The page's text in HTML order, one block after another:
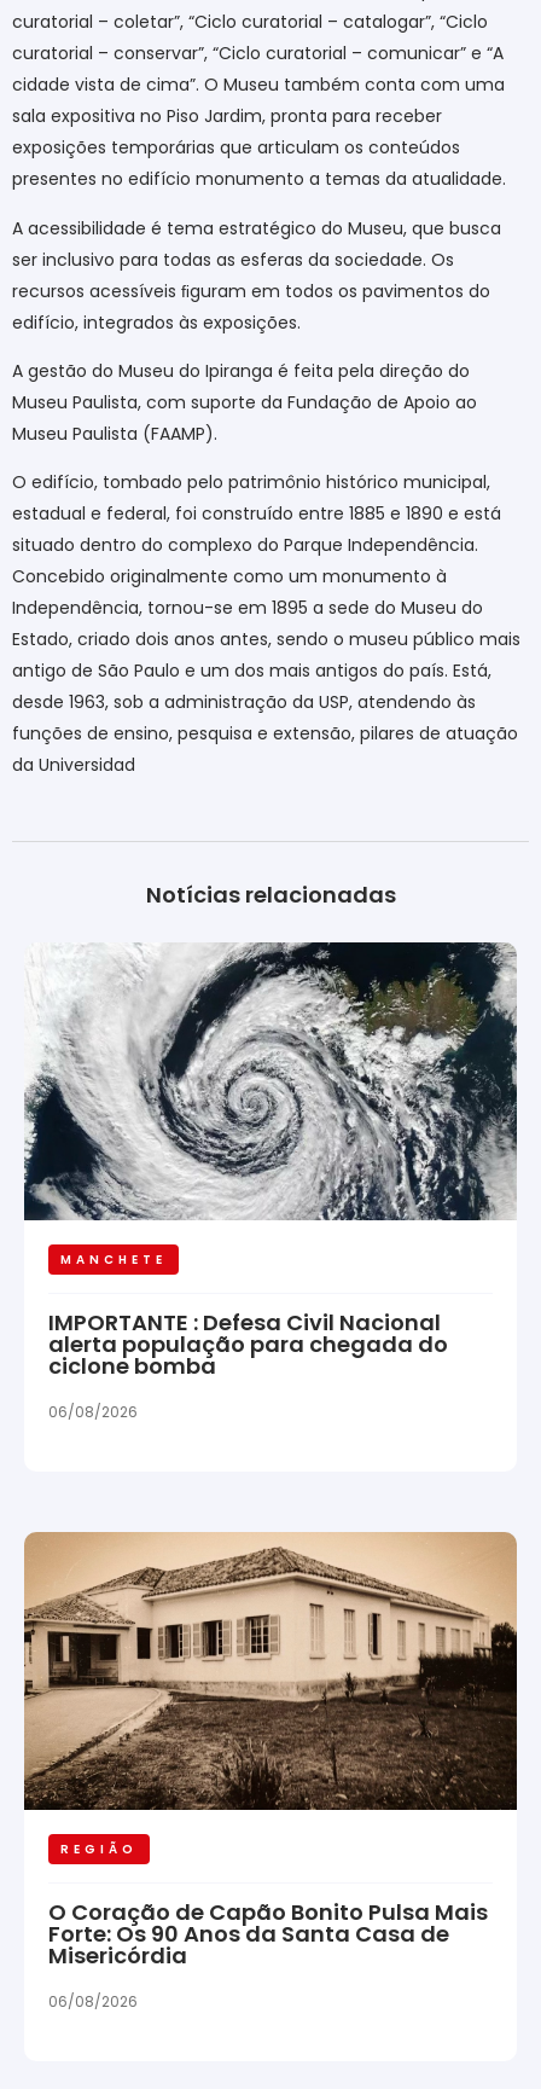
curatorial – coletar”, “Ciclo curatorial – catalogar”, “Ciclo
curatorial – conservar”, “Ciclo curatorial – comunicar” e “A
cidade vista de cima”. O Museu também conta com uma
sala expositiva no Piso Jardim, pronta para receber
exposições temporárias que articulam os conteúdos
presentes no edifício monumento a temas da atualidade.
A acessibilidade é tema estratégico do Museu, que busca
ser inclusivo para todas as esferas da sociedade. Os
recursos acessíveis ﬁguram em todos os pavimentos do
edifício, integrados às exposições.
A gestão do Museu do Ipiranga é feita pela direção do
Museu Paulista, com suporte da Fundação de Apoio ao
Museu Paulista (FAAMP).
O edifício, tombado pelo patrimônio histórico municipal,
estadual e federal, foi construído entre 1885 e 1890 e está
situado dentro do complexo do Parque Independência.
Concebido originalmente como um monumento à
Independência, tornou-se em 1895 a sede do Museu do
Estado, criado dois anos antes, sendo o museu público mais
antigo de São Paulo e um dos mais antigos do país. Está,
desde 1963, sob a administração da USP, atendendo às
funções de ensino, pesquisa e extensão, pilares de atuação
da Universidad
Notícias relacionadas
MANCHETE
IMPORTANTE : Defesa Civil Nacional
alerta população para chegada do
ciclone bomba
06/08/2026
REGIÃO
O Coração de Capão Bonito Pulsa Mais
Forte: Os 90 Anos da Santa Casa de
Misericórdia
06/08/2026